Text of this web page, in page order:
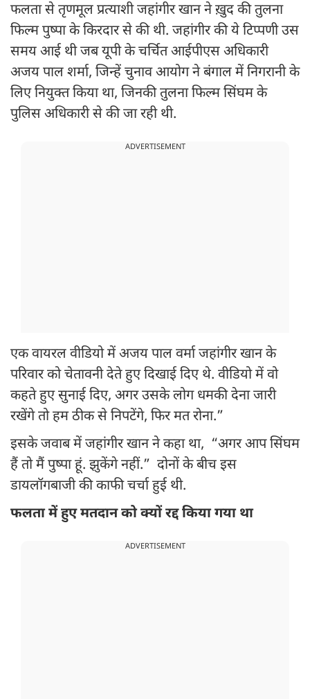
फलता से तृणमूल प्रत्याशी जहांगीर खान ने ख़ुद की तुलना
फिल्म पुष्पा के किरदार से की थी. जहांगीर की ये टिप्पणी उस
समय आई थी जब यूपी के चर्चित आईपीएस अधिकारी
अजय पाल शर्मा, जिन्हें चुनाव आयोग ने बंगाल में निगरानी के
लिए नियुक्त किया था, जिनकी तुलना फिल्म सिंघम के
पुलिस अधिकारी से की जा रही थी.
ADVERTISEMENT
एक वायरल वीडियो में अजय पाल वर्मा जहांगीर खान के
परिवार को चेतावनी देते हुए दिखाई दिए थे. वीडियो में वो
कहते हुए सुनाई दिए, अगर उसके लोग धमकी देना जारी
रखेंगे तो हम ठीक से निपटेंगे, फिर मत रोना.”
इसके जवाब में जहांगीर खान ने कहा था, “अगर आप सिंघम
हैं तो मैं पुष्पा हूं. झुकेंगे नहीं.” दोनों के बीच इस
डायलॉगबाजी की काफी चर्चा हुई थी.
फलता में हुए मतदान को क्यों रद्द किया गया था
ADVERTISEMENT